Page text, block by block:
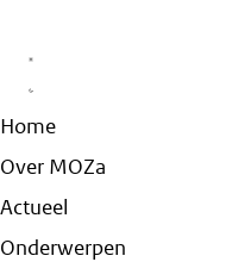
Home
Over MOZa
Actueel
Onderwerpen